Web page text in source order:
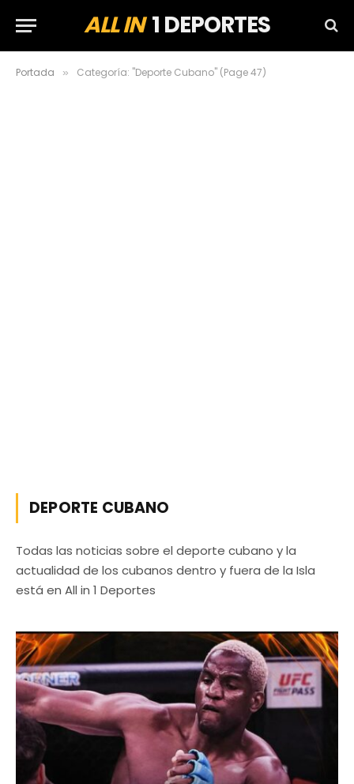
ALL IN1 DEPORTES
Portada » Categoría: "Deporte Cubano" (Page 47)
DEPORTE CUBANO
Todas las noticias sobre el deporte cubano y la
actualidad de los cubanos dentro y fuera de la Isla
está en All in 1 Deportes